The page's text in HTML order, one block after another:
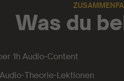
Was du
1h Audio-Content
Theorie-Lektionen